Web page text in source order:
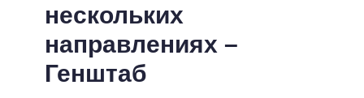
ОБЗОРЫ
ДАЙДЖЕСТЫ
ПРЕЗИДЕНТ И ОФИС
ВЕРХОВНАЯ РАДА
КАБИНЕТ МИНИСТРОВ
ГЛАВЫ ОБЛАДМИНИСТРАЦИЙ
ВИДЕО
ПОДДЕРЖАТЬ
нескольких
направлениях –
Генштаб